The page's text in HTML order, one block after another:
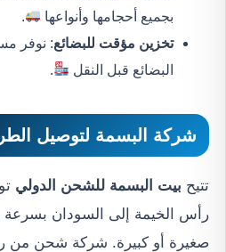
بجميع أحجامها وأنواعها
.
تخزين مؤقت للبضائع: نوفر
البضائع قبل النقل
.
شركة البسمة لتوصيل
تتيح بيت البسمة للشحن الدولي
رأس الخيمة إلى السودان بسرعة
صغيرة أو كبيرة. شركة شحن من